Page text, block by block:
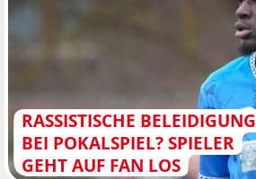
RASSISTISCHE BELEIDIGUNG
BEI POKALSPIEL? SPIELER
GEHT AUF FAN LOS